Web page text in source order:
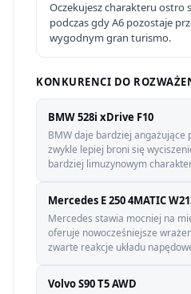
Oczekujesz charakteru ostro
podczas gdy A6 pozostaje
wygodnym gran turismo.
KONKURENCI DO
BMW 528i xDrive F10
BMW daje bardziej angażujące
zwykle lepiej broni się
bardziej limuzynowym
Mercedes E 250 4MATIC
Mercedes stawia mocniej na
oferuje nowocześniejsze
zwarte reakcje układu
Volvo S90 T5 AWD